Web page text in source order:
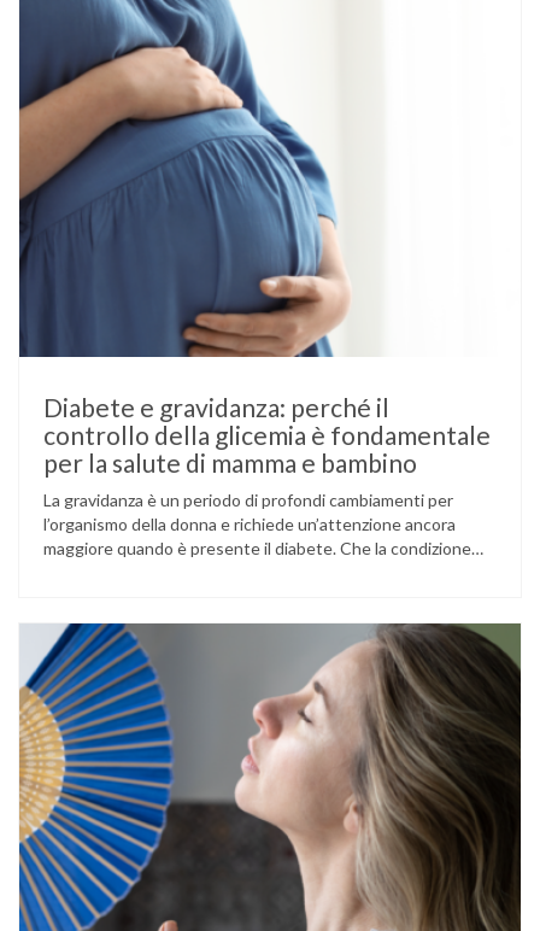
Diabete e gravidanza: perché il
controllo della glicemia è fondamentale
per la salute di mamma e bambino
La gravidanza è un periodo di profondi cambiamenti per
l’organismo della donna e richiede un’attenzione ancora
maggiore quando è presente il diabete. Che la condizione
volta durante la gestazione (diabete gestazionale),
mantenere …